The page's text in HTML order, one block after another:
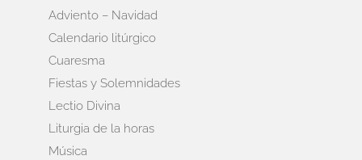
Adviento – Navidad
Calendario litúrgico
Cuaresma
Fiestas y Solemnidades
Lectio Divina
Liturgia de la horas
Música